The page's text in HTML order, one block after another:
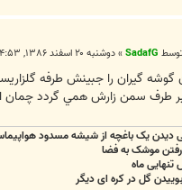
توسط SadafG
»دوشنبه ۲۰ اسفند ۱۳۸۶, ۴:۵۳ ب.ظ
گوشه گيران را جبينش طرفه
طرف سمن زارش همي گردد چمان
دیدن یک باغچه از شیشه مسدود
موشک به فضا
ماه
گل در کره ای دیگر